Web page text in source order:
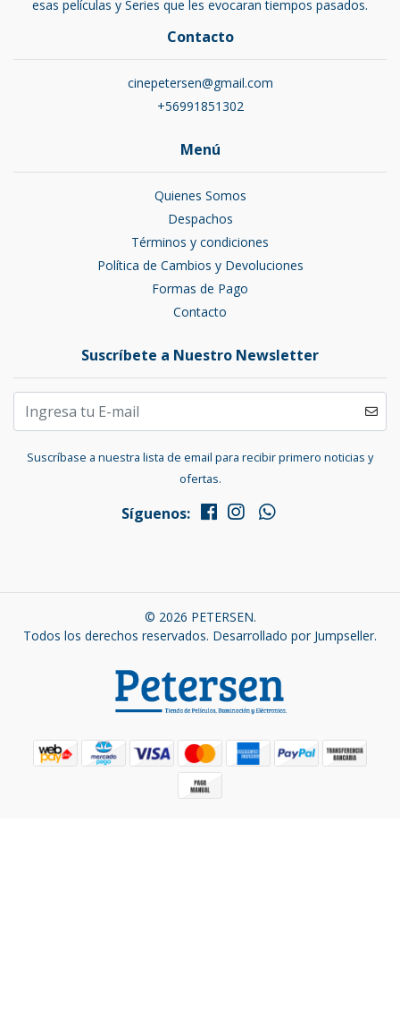
esas películas y Series que les evocaran tiempos pasados.
Contacto
cinepetersen@gmail.com
+56991851302
Menú
Quienes Somos
Despachos
Términos y condiciones
Política de Cambios y Devoluciones
Formas de Pago
Contacto
Suscríbete a Nuestro Newsletter
Suscríbase a nuestra lista de email para recibir primero noticias y
ofertas.
Síguenos:
© 2026 PETERSEN.
Todos los derechos reservados. Desarrollado por Jumpseller.